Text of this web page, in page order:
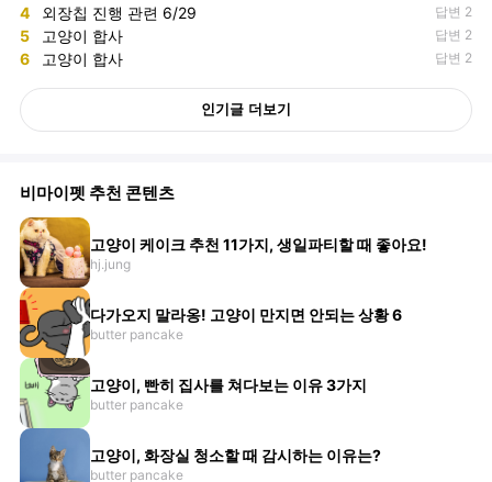
4 외장칩 진행 관련 6/29 답변 2
5 고양이 합사 답변 2
6 고양이 합사 답변 2
인기글 더보기
비마이펫 추천 콘텐츠
고양이 케이크 추천 11가지, 생일파티할 때 좋아요!
hj.jung
다가오지 말라옹! 고양이 만지면 안되는 상황 6
butter pancake
고양이, 빤히 집사를 쳐다보는 이유 3가지
butter pancake
고양이, 화장실 청소할 때 감시하는 이유는?
butter pancake